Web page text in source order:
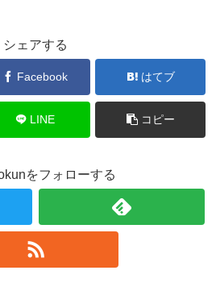
シェアする
Facebook はてブ
LINE コピー
をフォローする